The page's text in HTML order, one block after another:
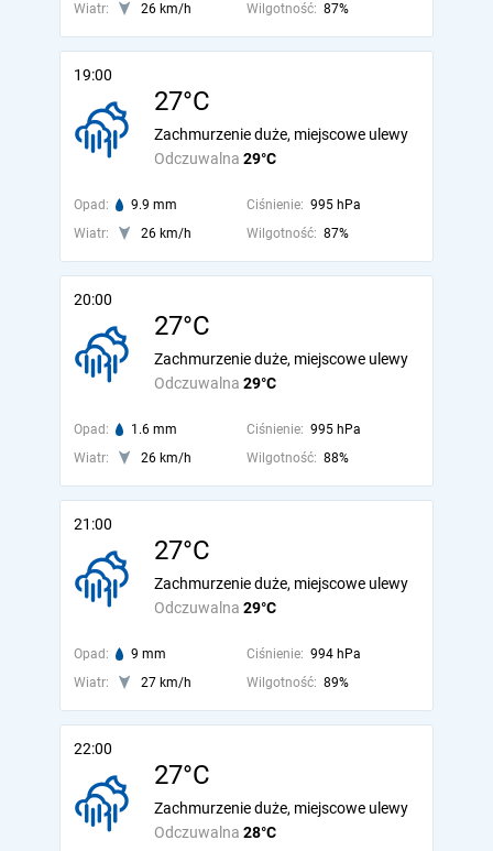
Wiatr:
26 km/h Wilgotność: 87%
19:00
27°C
Odczuwalna 29°C
Zachmurzenie duże, miejscowe ulewy
Opad: 9.9 mm Ciśnienie: 995 hPa
Wiatr:
26 km/h Wilgotność: 87%
20:00
27°C
Odczuwalna 29°C
Zachmurzenie duże, miejscowe ulewy
Opad: 1.6 mm Ciśnienie: 995 hPa
Wiatr:
26 km/h Wilgotność: 88%
21:00
27°C
Odczuwalna 29°C
Zachmurzenie duże, miejscowe ulewy
Opad: 9 mm Ciśnienie: 994 hPa
Wiatr:
27 km/h Wilgotność: 89%
22:00
27°C
Odczuwalna 28°C
Zachmurzenie duże, miejscowe ulewy